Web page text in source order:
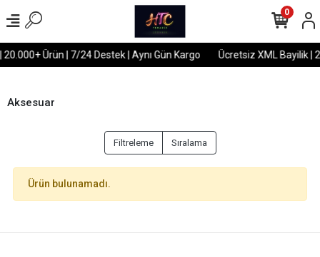
Ürün | 7/24 Destek | Aynı Gün Kargo Ücretsiz XML Bayilik |
0
Aksesuar
Filtreleme Sıralama
Ürün bulunamadı.